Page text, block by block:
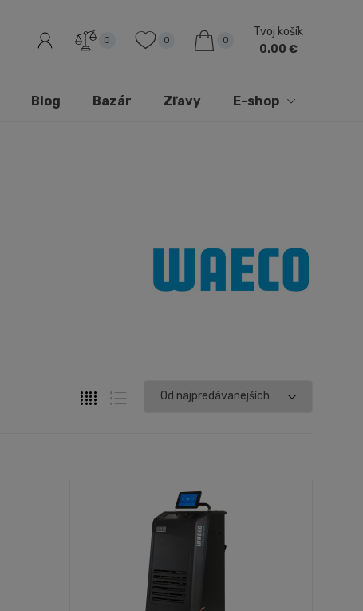
0 0 0
Tvoj košík
0.00 €
Blog Bazár Zľavy E-shop